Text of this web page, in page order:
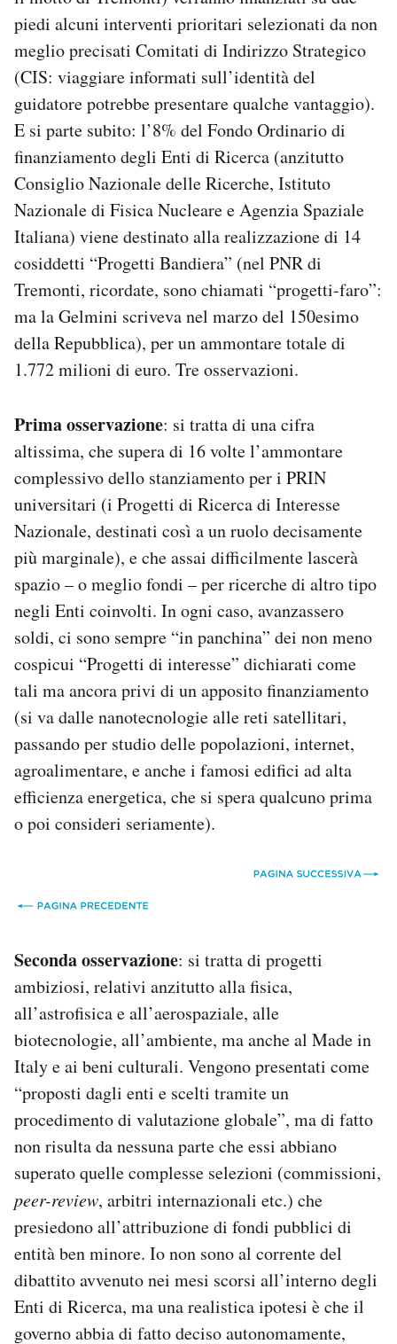
piedi alcuni interventi prioritari selezionati da non
meglio precisati Comitati di Indirizzo Strategico
(CIS: viaggiare informati sull’identità del
guidatore potrebbe presentare qualche vantaggio).
E si parte subito: l’8% del Fondo Ordinario di
finanziamento degli Enti di Ricerca (anzitutto
Consiglio Nazionale delle Ricerche, Istituto
Nazionale di Fisica Nucleare e Agenzia Spaziale
Italiana) viene destinato alla realizzazione di 14
cosiddetti “Progetti Bandiera” (nel PNR di
Tremonti, ricordate, sono chiamati “progetti-faro”:
ma la Gelmini scriveva nel marzo del 150esimo
della Repubblica), per un ammontare totale di
1.772 milioni di euro. Tre osservazioni.
Prima osservazione: si tratta di una cifra
altissima, che supera di 16 volte l’ammontare
complessivo dello stanziamento per i PRIN
universitari (i Progetti di Ricerca di Interesse
Nazionale, destinati così a un ruolo decisamente
più marginale), e che assai difficilmente lascerà
spazio – o meglio fondi – per ricerche di altro tipo
negli Enti coinvolti. In ogni caso, avanzassero
soldi, ci sono sempre “in panchina” dei non meno
cospicui “Progetti di interesse” dichiarati come
tali ma ancora privi di un apposito finanziamento
(si va dalle nanotecnologie alle reti satellitari,
passando per studio delle popolazioni, internet,
agroalimentare, e anche i famosi edifici ad alta
efficienza energetica, che si spera qualcuno prima
o poi consideri seriamente).
Seconda osservazione: si tratta di progetti
ambiziosi, relativi anzitutto alla fisica,
all’astrofisica e all’aerospaziale, alle
biotecnologie, all’ambiente, ma anche al Made in
Italy e ai beni culturali. Vengono presentati come
“proposti dagli enti e scelti tramite un
procedimento di valutazione globale”, ma di fatto
non risulta da nessuna parte che essi abbiano
superato quelle complesse selezioni (commissioni,
peer-review, arbitri internazionali etc.) che
presiedono all’attribuzione di fondi pubblici di
entità ben minore. Io non sono al corrente del
dibattito avvenuto nei mesi scorsi all’interno degli
Enti di Ricerca, ma una realistica ipotesi è che il
governo abbia di fatto deciso autonomamente,